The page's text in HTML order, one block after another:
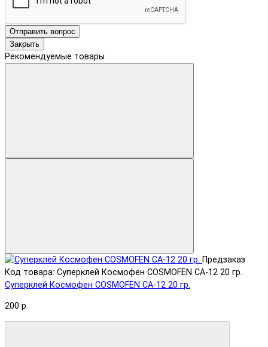
Отправить вопрос
Закрыть
Рекомендуемые товары
Предзаказ
Код товара: Суперклей Космофен COSMOFEN CA-12 20 гр.
Суперклей Космофен COSMOFEN CA-12 20 гр.
200 р.